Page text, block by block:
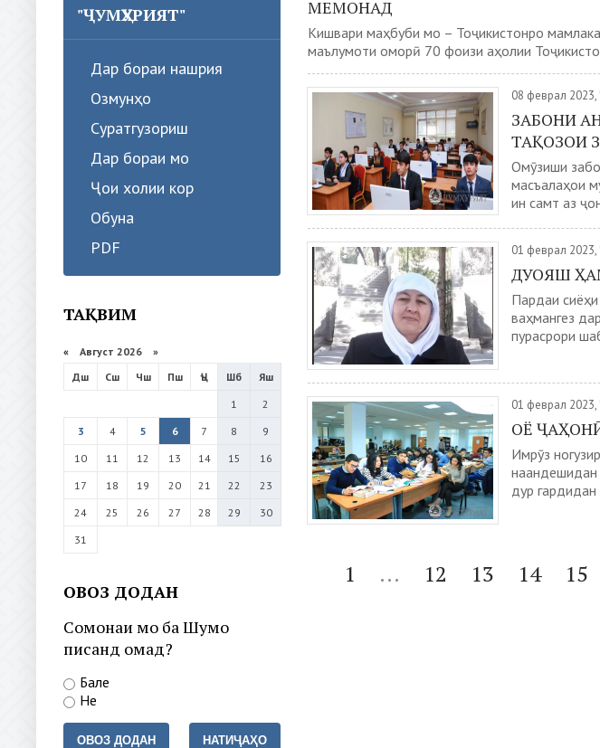
"ҶУМҲУРИЯТ"
Дар бораи нашрия
Озмунҳо
Суратгузориш
Дар бораи мо
Ҷои холии кор
Обуна
PDF
ТАҚВИМ
« Август 2026 »
Дш
Сш Чш Пш Ҷъ Шб
Яш
1
2
3
4 5 6 7 8
9
10
11 12 13 14 15
16
17
18 19 20 21 22
23
24
25 26 27 28 29
30
31
ОВОЗ ДОДАН
Сомонаи мо ба Шумо
писанд омад?
Бале
Не
ОВОЗ ДОДАН НАТИҶАҲО
МЕМОНАД
Кишвари маҳбуби мо – Тоҷикистонро
маълумоти оморӣ 70 фоизи аҳолии
08 феврал
ЗАБОНИ
ТАҚОЗОИ
Омӯзиши
масъалаҳои
ин самт аз
01 феврал
ДУОЯШ
Пардаи
ваҳмангез
пурасрори
01 феврал
ОЁ
Имрӯз
наандешидан
дур
1 ... 12 13 14 15